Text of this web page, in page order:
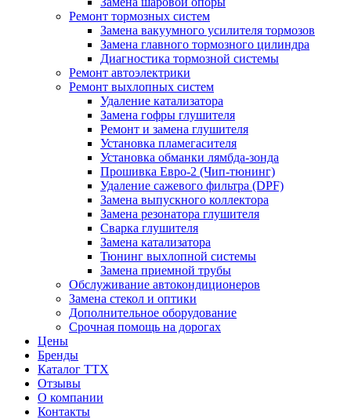
Ремонт тормозных систем
Замена вакуумного усилителя тормозов
Замена главного тормозного цилиндра
Диагностика тормозной системы
Ремонт автоэлектрики
Ремонт выхлопных систем
Удаление катализатора
Замена гофры глушителя
Ремонт и замена глушителя
Установка пламегасителя
Установка обманки лямбда-зонда
Прошивка Евро-2 (Чип-тюнинг)
Удаление сажевого фильтра (DPF)
Замена выпускного коллектора
Замена резонатора глушителя
Сварка глушителя
Замена катализатора
Тюнинг выхлопной системы
Замена приемной трубы
Обслуживание автокондиционеров
Замена стекол и оптики
Дополнительное оборудование
Срочная помощь на дорогах
Цены
Бренды
Каталог ТТХ
Отзывы
О компании
Контакты